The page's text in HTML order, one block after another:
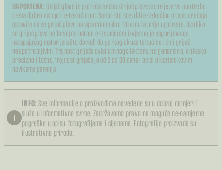
NAPOMENA: Grijač glave je potrošna roba. Grijač glave se prije prve upotrebe
treba dobro natopiti e-tekućinom. Nakon što ste ulili e-tekućinu u tank uređaja
ostavite da se grijač glave natapa minimalno 10 minuta prije upotrebe. Ukoliko
se grijač glave nedovoljno natopi e-tekućinom izvjesno je sagorijevanje
natapajućeg materijala što dovodi do gorkog okusa tekućine i čini grijač
neupotrebljivim. Trajnost grijača ovisi o mnogo faktora, no generalno, a nikako
precizno i točno, trajnost grijača je od 3 do 30 dana i ovisi o korisnikovim
navikama parenja.
i
INFO: Sve informacije o proizvodima navedene su u dobroj namjeri i
služe u informativne svrhe. Zadržavamo pravo na moguće ne-namjerne
pogreške u opisu, fotografijama i cijenama. Fotografije proizvoda su
ilustrativne prirode.